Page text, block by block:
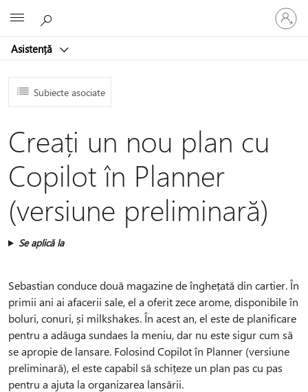
Asistență
vă
la
dvs.
Subiecte asociate
Creați un nou plan cu
Copilot în Planner
(versiune preliminară)
Se aplică la
Sebastian conduce două magazine de înghețată din cartier. În
primii ani ai afacerii sale, el a oferit zece arome, disponibile în
boluri, conuri, și milkshakes. În acest an, el este de planificare
pentru a adăuga sundaes la meniu, dar nu este sigur cum să
se apropie de lansare. Folosind Copilot în Planner (versiune
preliminară), el este capabil să schițeze un plan pas cu pas
pentru a ajuta la organizarea lansării.